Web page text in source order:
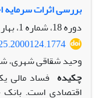
بررسی اثرات سرمایه
دوره 18، شماره 1، بهار 1403، صفحه
وحید شقاقی شهری،
چکیده فساد مالی
اقتصادی است.